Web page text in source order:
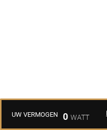
UW VERMOGEN 0